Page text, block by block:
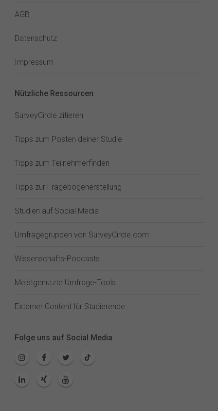
AGB
Datenschutz
Impressum
Nützliche Ressourcen
SurveyCircle zitieren
Tipps zum Posten deiner Studie
Tipps zum Teilnehmerfinden
Tipps zur Fragebogenerstellung
Studien auf Social Media
Umfragegruppen von SurveyCircle.com
Wissenschafts-Podcasts
Meistgenutzte Umfrage-Tools
Externer Content für Studierende
Folge uns auf Social Media